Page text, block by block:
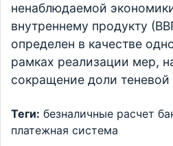
ненаблюдаемой
внутреннему продукту
определен в качестве
рамках реализации мер,
сокращение доли
Теги: безналичные расчет
платежная система